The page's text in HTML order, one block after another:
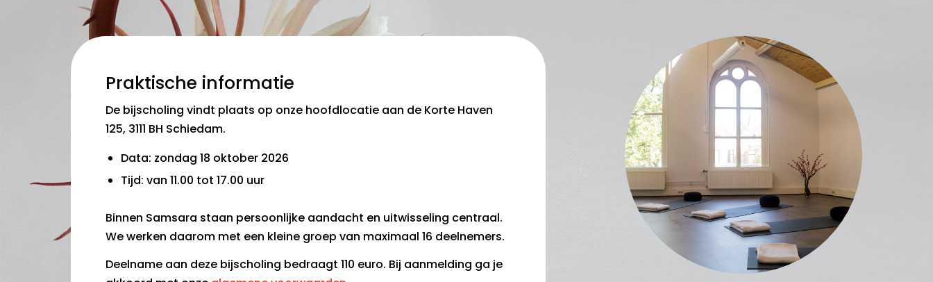
Praktische informatie
De bijscholing vindt plaats op onze hoofdlocatie aan de Korte Haven
125, 3111 BH Schiedam.
Data: zondag 18 oktober 2026
Tijd: van 11.00 tot 17.00 uur
Binnen Samsara staan persoonlijke aandacht en uitwisseling centraal.
We werken daarom met een kleine groep van maximaal 16 deelnemers.
Deelname aan deze bijscholing bedraagt 110 euro. Bij aanmelding ga je